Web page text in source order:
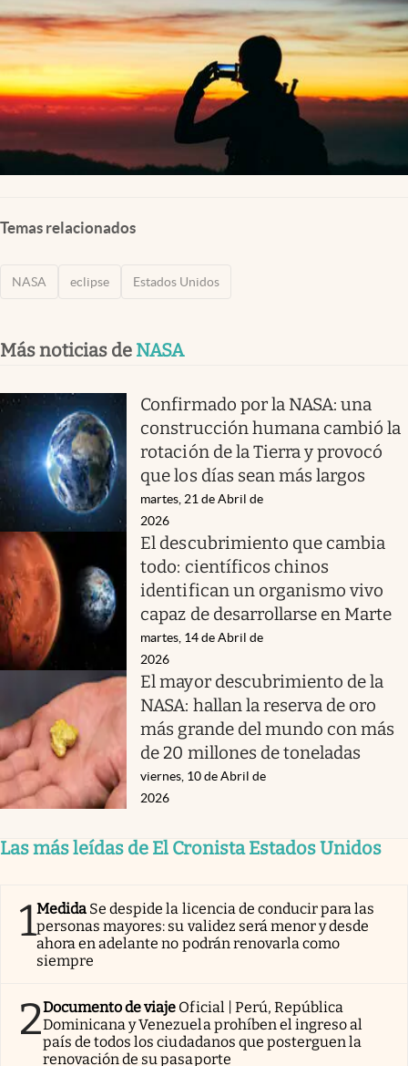
Temas relacionados
NASA eclipse Estados Unidos
Más noticias de NASA
Confirmado por la NASA: una
construcción humana cambió la
rotación de la Tierra y provocó
que los días sean más largos
martes, 21 de Abril de
2026
El descubrimiento que cambia
todo: científicos chinos
identifican un organismo vivo
capaz de desarrollarse en Marte
martes, 14 de Abril de
2026
El mayor descubrimiento de la
NASA: hallan la reserva de oro
más grande del mundo con más
de 20 millones de toneladas
viernes, 10 de Abril de
2026
Las más leídas de El Cronista Estados Unidos
1Medida Se despide la licencia de conducir para las
personas mayores: su validez será menor y desde
ahora en adelante no podrán renovarla como
siempre
2Documento de viaje Oficial | Perú, República
Dominicana y Venezuela prohíben el ingreso al
país de todos los ciudadanos que posterguen la
renovación de su pasaporte